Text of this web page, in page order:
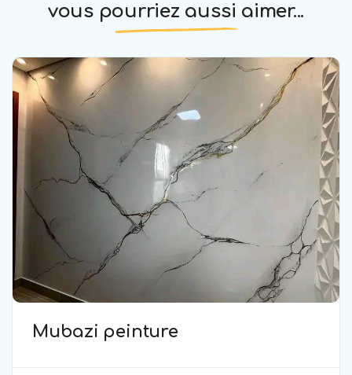
vous pourriez aussi aimer...
Mubazi peinture